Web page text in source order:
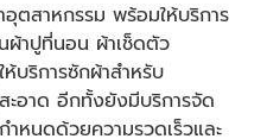
อุตสาหกรรม พร้อมให้บริการ
ผ้าปูที่นอน ผ้าเช็ดตัว
ห้บริการซักผ้าสำหรับ
ะอาด อีกทั้งยังมีบริการจัด
หนดด้วยความรวดเร็วและ